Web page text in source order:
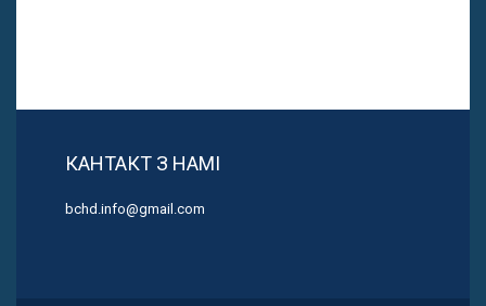
КАНТАКТ З НАМІ
bchd.info@gmail.com